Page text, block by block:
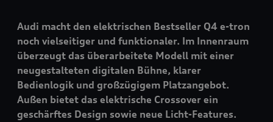
Audi macht den elektrischen Bestseller Q4 e-tron
noch vielseitiger und funktionaler. Im Innenraum
überzeugt das überarbeitete Modell mit einer
neugestalteten digitalen Bühne, klarer
Bedienlogik und großzügigem Platzangebot.
Außen bietet das elektrische Crossover ein
geschärftes Design sowie neue Licht-Features.